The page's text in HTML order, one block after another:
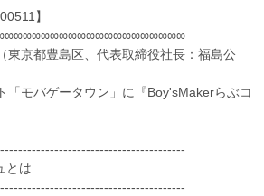
12000511】
東京都豊島区、代表取締役社長：福島公
「モバゲータウン」に『Boy'sMakerらぶコ
とは